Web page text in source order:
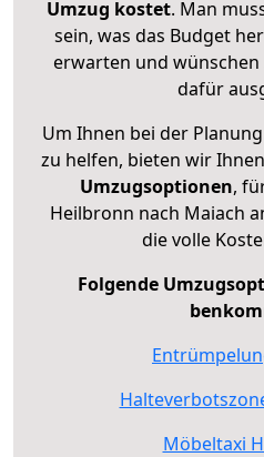
Umzug kostet. Man
sein, was das Budget
erwarten und wünschen
dafür
Um Ihnen bei der
zu helfen, bieten wir
Umzugsoptionen,
Heilbronn nach Maiach
die volle
Folgende
Möbeltaxi